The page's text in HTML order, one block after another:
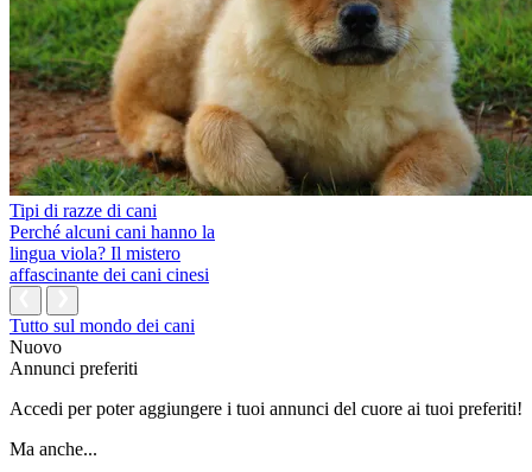
Tipi di razze di cani
Perché alcuni cani hanno la
lingua viola? Il mistero
affascinante dei cani cinesi
Tutto sul mondo dei cani
Nuovo
Annunci preferiti
Accedi per poter aggiungere i tuoi annunci del cuore ai tuoi preferiti!
Ma anche...